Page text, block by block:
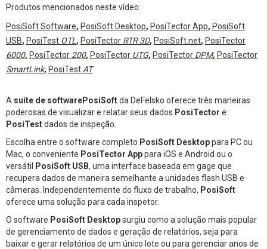
Produtos mencionados neste vídeo:
PosiSoft Software, PosiSoft Desktop, PosiTector App, PosiSoft
USB, PosiTest OTL , PosiTector RTR 3D, PosiSoft.net, PosiTector
6000, PosiTector 200, PosiTector UTG, PosiTector DPM, PosiTector
SmartLink, PosiTest AT
A suíte de softwarePosiSoftda DeFelsko oferece três maneiras
poderosas de visualizar e relatar seus dados PosiTector e
PosiTestdados de inspeção.
Escolha entre o software completo PosiSoft Desktoppara PC ou
Mac, o conveniente PosiTector Apppara iOS e Android ou o
versátil PosiSoft USB, uma interface baseada em gage que
recupera dados de maneira semelhante a unidades flash USB e
câmeras. Independentemente do fluxo de trabalho, PosiSoft
oferece uma solução para cada inspetor.
O software PosiSoft Desktopsurgiu como a solução mais popular
de gerenciamento de dados e geração de relatórios, seja para
baixar e gerar relatórios de um único lote ou para gerenciar anos de